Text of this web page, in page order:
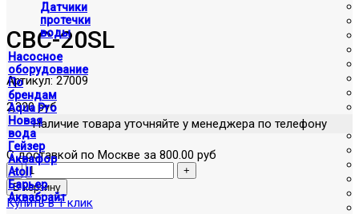
Датчики
протечки
воды
Насосное
оборудование
По
брендам
Aqua Pro
Новая
вода
Гейзер
Аквафор
Atoll
Барьер
Аквабрайт
CBC-20SL
Артикул: 27009
2,320 руб
Наличие товара уточняйте у менеджера по телефону
С доставкой по Москве за 800.00 руб
Купить в 1 клик